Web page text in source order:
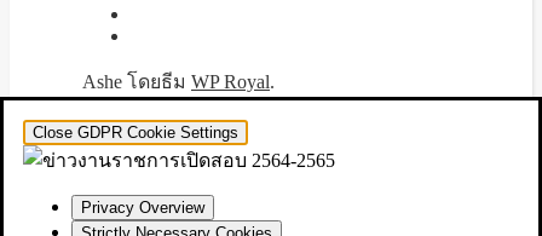
Ashe โดยธีม WP Royal.
Close GDPR Cookie Settings
Privacy Overview